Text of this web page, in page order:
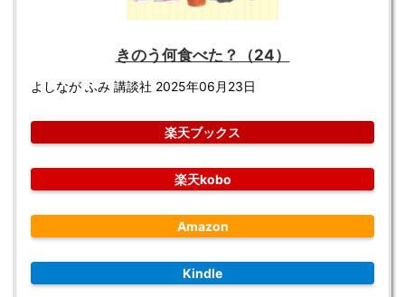
きのう何食べた？（24）
よしなが ふみ 講談社 2025年06月23日
楽天ブックス
楽天kobo
Amazon
Kindle